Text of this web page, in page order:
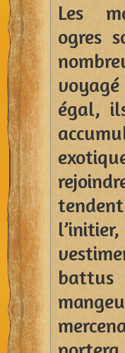
Les
ogres
égal,
battus